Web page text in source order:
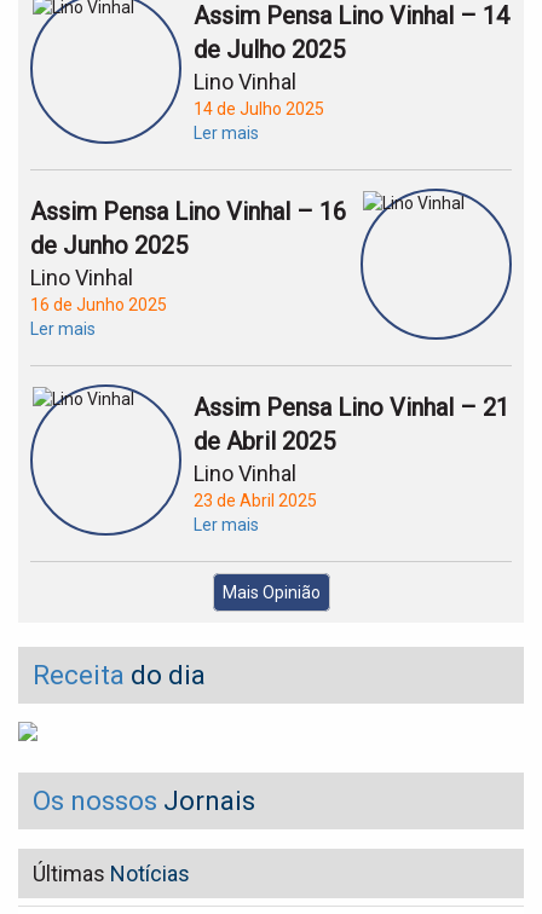
Assim Pensa Lino Vinhal – 14
de Julho 2025
Lino Vinhal
14 de Julho 2025
Ler mais
Assim Pensa Lino Vinhal – 16
de Junho 2025
Lino Vinhal
16 de Junho 2025
Ler mais
Assim Pensa Lino Vinhal – 21
de Abril 2025
Lino Vinhal
23 de Abril 2025
Ler mais
Mais Opinião
Receita do dia
Os nossos Jornais
Últimas Notícias